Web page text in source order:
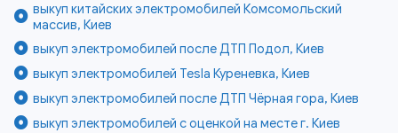
выкуп китайских электромобилей Комсомольский
массив, Киев
выкуп электромобилей после ДТП Подол, Киев
выкуп электромобилей Tesla Куреневка, Киев
выкуп электромобилей после ДТП Чёрная гора, Киев
выкуп электромобилей с оценкой на месте г. Киев